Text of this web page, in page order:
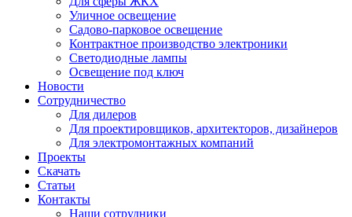
Уличное освещение
Садово-парковое освещение
Контрактное производство электроники
Светодиодные лампы
Освещение под ключ
Новости
Сотрудничество
Для дилеров
Для проектировщиков, архитекторов, дизайнеров
Для электромонтажных компаний
Проекты
Скачать
Статьи
Контакты
Наши сотрудники